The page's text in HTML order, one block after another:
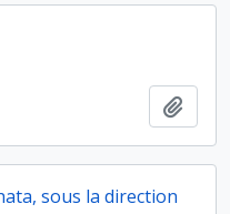
sous la direction